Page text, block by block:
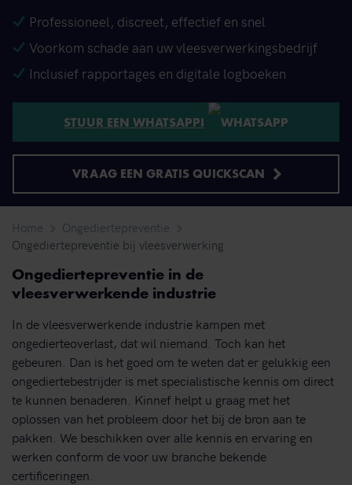
Professioneel, discreet, effectief en snel
Voorkom schade aan uw vleesverwerkingsbedrijf
Inclusief rapportages en digitale logboeken
STUUR EEN WHATSAPP!
VRAAG EEN GRATIS QUICKSCAN
Home
Ongediertepreventie
Ongediertepreventie bij vleesverwerking
Ongediertepreventie in de
vleesverwerkende industrie
In de vleesverwerkende industrie kampen met
ongedierteoverlast, dat wil niemand. Toch kan het
gebeuren. Dan is het goed om te weten dat er gelukkig een
ongediertebestrijder is met specialistische kennis om direct
te kunnen benaderen. Kinnef helpt u graag met het
oplossen van het probleem door het bij de bron aan te
pakken. We beschikken over alle kennis en ervaring en
werken conform de voor uw branche bekende
certificeringen.